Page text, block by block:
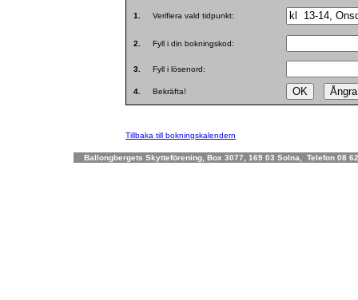
1. Verifiera vald tidpunkt:
2. Fyll i din bokningskod:
3. Fyll i lösenord:
4. Bekräfta!
Tillbaka till bokningskalendern
Ballongbergets Skytteförening, Box 3077, 169 03 Solna, Telefon 08